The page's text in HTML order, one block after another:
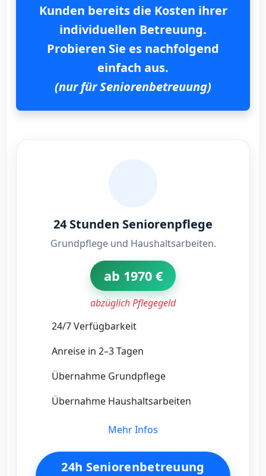
Kunden bereits die Kosten ihrer
individuellen Betreuung.
Probieren Sie es nachfolgend
einfach aus.
(nur für Seniorenbetreuung)
24 Stunden Seniorenpflege
Grundpflege und Haushaltsarbeiten.
ab 1970 €
abzüglich Pflegegeld
24/7 Verfügbarkeit
Anreise in 2–3 Tagen
Übernahme Grundpflege
Übernahme Haushaltsarbeiten
Mehr Infos
24h Seniorenbetreuung